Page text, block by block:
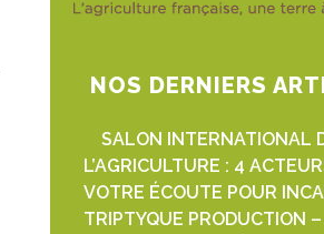
NOS DERNIERS
SALON INTERNATIONAL
L’AGRICULTURE : 4
VOTRE ÉCOUTE POUR
TRIPTYQUE PRODUCTION –